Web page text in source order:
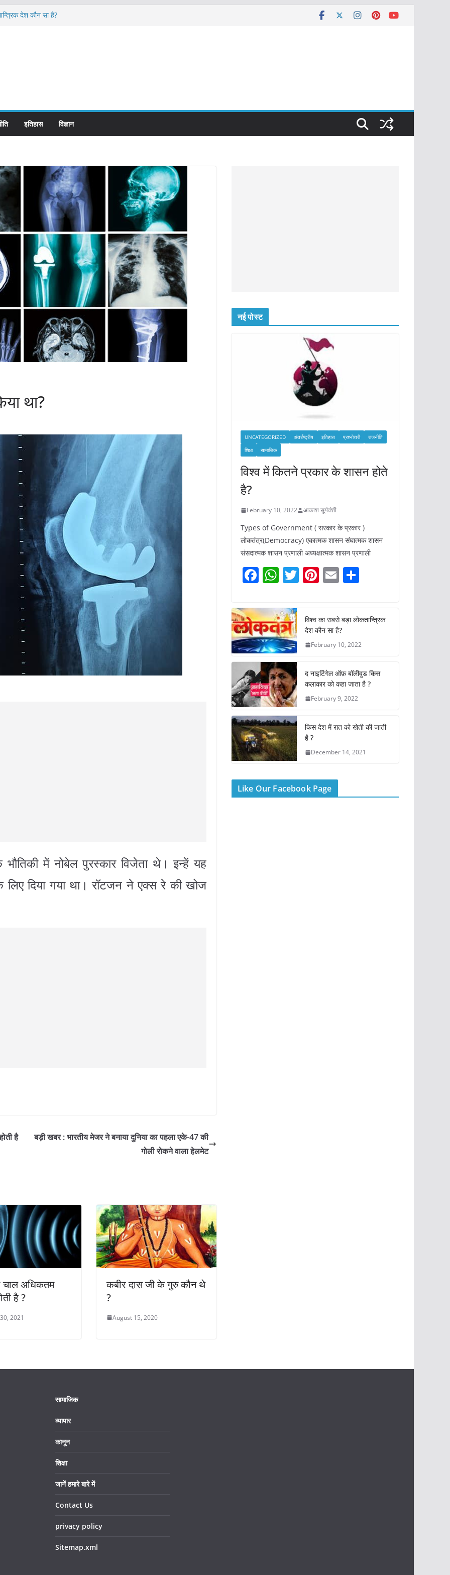
देश कौन सा है?
पर ही लिखे होते हैं रेलवे स्टेशन के नाम ?
होते है?
इतिहास विज्ञान
था?
में नोबेल पुरस्कार विजेता थे। इन्हें यह
लिए दिया गया था। रॉटजन ने एक्स रे की खोज
है
बड़ी खबर : भारतीय मेजर ने बनाया दुनिया का पहला एके-47 की
गोली रोकने वाला हेलमेट
चाल अधिकतम
है ?
2021
कबीर दास जी के गुरु कौन थे
?
August 15, 2020
नई पोस्ट
UNCATEGORIZED अंतर्राष्ट्रीय इतिहास प्रश्नोत्तरी
राजनीति
शिक्षा
सामाजिक
विश्व में कितने प्रकार के शासन होते
है?
February 10, 2022 आकाश सूर्यवंशी
Types of Government ( सरकार के प्रकार )
लोकतंत्र(Democracy) एकात्मक शासन संघात्मक शासन
संसदात्मक शासन प्रणाली अध्यक्षात्मक शासन प्रणाली
F
c
e
b
o
o
k
W
at
s
A
p
p
T
er
Pi
e
st
E
l e
विश्व का सबसे बड़ा लोकतान्त्रिक
देश कौन सा है?
February 10, 2022
द नाइटिंगेल ऑफ़ बॉलीवुड किस
कलाकार को कहा जाता है ?
February 9, 2022
किस देश में रात को खेती की जाती
है ?
December 14, 2021
Like Our Facebook Page
सामाजिक
व्यापार
कानून
शिक्षा
जानें हमारे बारे में
Contact Us
privacy policy
Sitemap.xml